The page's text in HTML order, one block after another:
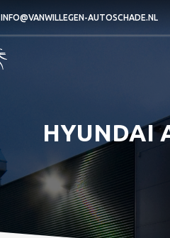
INFO@VANWILLEGEN-AUTOSCHADE.NL
HYUNDAI